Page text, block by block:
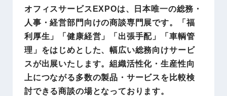
オフィスサービスEXPOは、日本唯一の総務・
人事・経営部門向けの商談専門展です。「福
利厚生」「健康経営」「出張手配」「車輌管
理」をはじめとした、幅広い総務向けサービ
スが出展いたします。組織活性化・生産性向
上につながる多数の製品・サービスを比較検
討できる商談の場となっております。